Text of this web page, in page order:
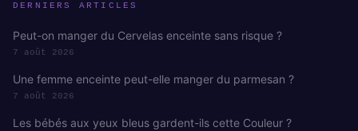
DERNIERS ARTICLES
Peut-on manger du Cervelas enceinte sans risque ?
7 août 2026
Une femme enceinte peut-elle manger du parmesan ?
7 août 2026
Les bébés aux yeux bleus gardent-ils cette Couleur ?